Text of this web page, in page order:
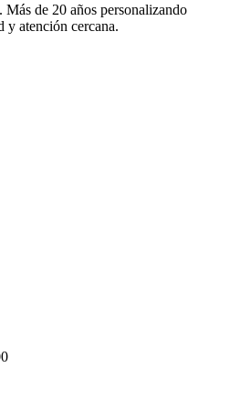
de 20 años personalizando
y atención cercana.